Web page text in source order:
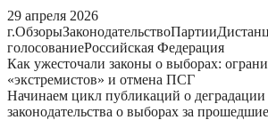
29 апреля 2026
г.ОбзорыЗаконодательствоПартии
голосованиеРоссийская Федерация
Как ужесточали законы о выборах:
«экстремистов» и отмена ПСГ
Начинаем цикл публикаций о деградации
законодательства о выборах за